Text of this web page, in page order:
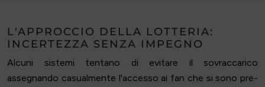
L'APPROCCIO DELLA LOTTERIA:
INCERTEZZA SENZA IMPEGNO
Alcuni sistemi tentano di evitare il sovraccarico
assegnando casualmente l'accesso ai fan che si sono pre-